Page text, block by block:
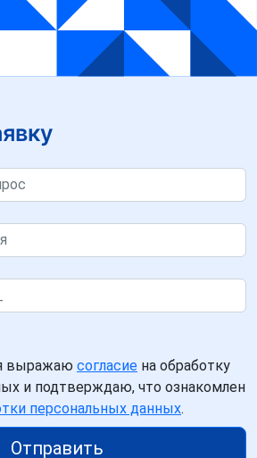
выражаю согласие на обработку
и подтверждаю, что ознакомлен
персональных данных.
Отправить